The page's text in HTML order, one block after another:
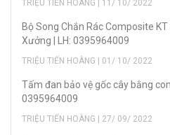
TRIỆU TIẾN HOÀNG | 11/ 10/ 2022
Bộ Song Chắn Rác Composite
Xưởng | LH: 0395964009
TRIỆU TIẾN HOÀNG | 01/ 10/ 2022
Tấm đan bảo vệ gốc cây bằng
0395964009
TRIỆU TIẾN HOÀNG | 27/ 09/ 2022